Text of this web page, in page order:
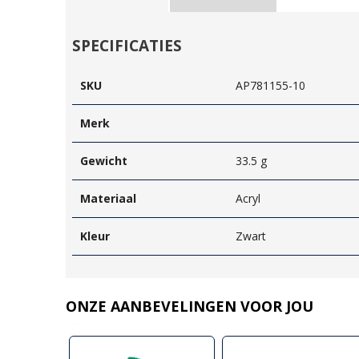
SPECIFICATIES
SKU AP781155-10
Merk
Gewicht 33.5 g
Materiaal Acryl
Kleur Zwart
ONZE AANBEVELINGEN VOOR JOU